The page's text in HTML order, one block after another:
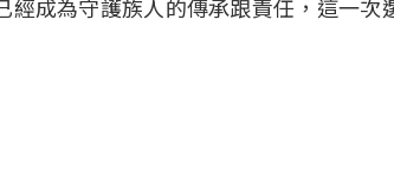
經成為守護族人的傳承跟責任，這一次